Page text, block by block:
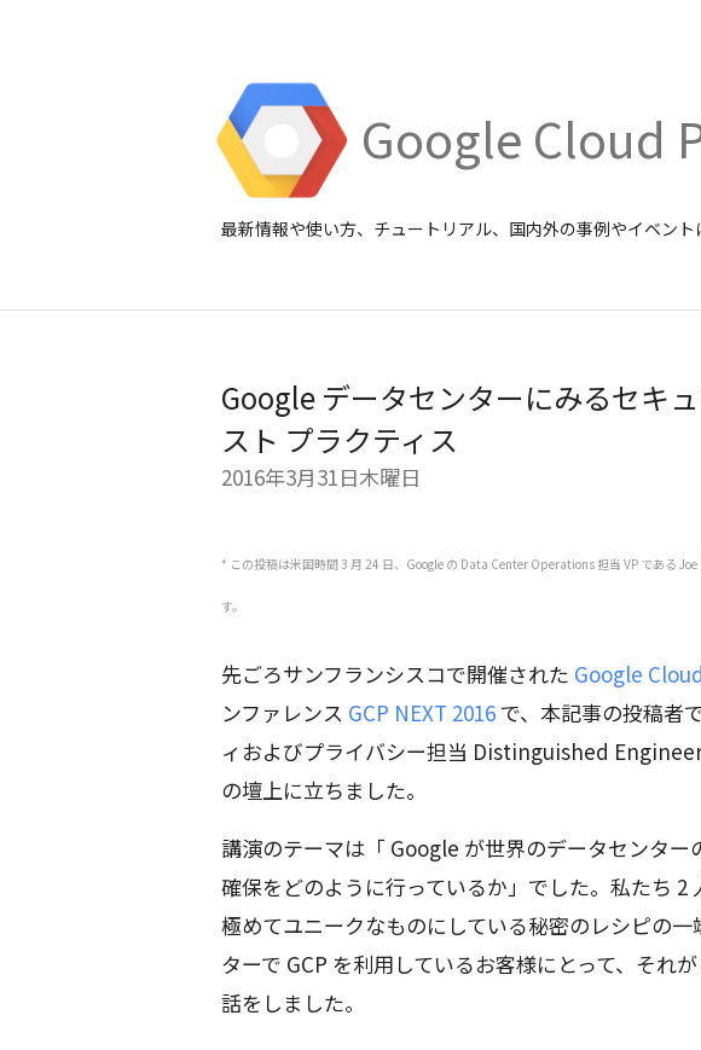
Google Cloud
最新情報や使い方、チュートリアル、国内外の事例やイベント
Google データセンターにみるセキ
スト プラクティス
2016年3月31日木曜日
* この投稿は米国時間 3 月 24 日、Google の Data Center Operations 担当 VP である
す。
先ごろサンフランシスコで開催された Google
ンファレンス GCP NEXT 2016 で、本記事の投稿者
ィおよびプライバシー担当 Distinguished
の壇上に立ちました。
講演のテーマは「 Google が世界のデータセンター
確保をどのように行っているか」でした。私たち 2
極めてユニークなものにしている秘密のレシピの
ターで GCP を利用しているお客様にとって、それ
話をしました。